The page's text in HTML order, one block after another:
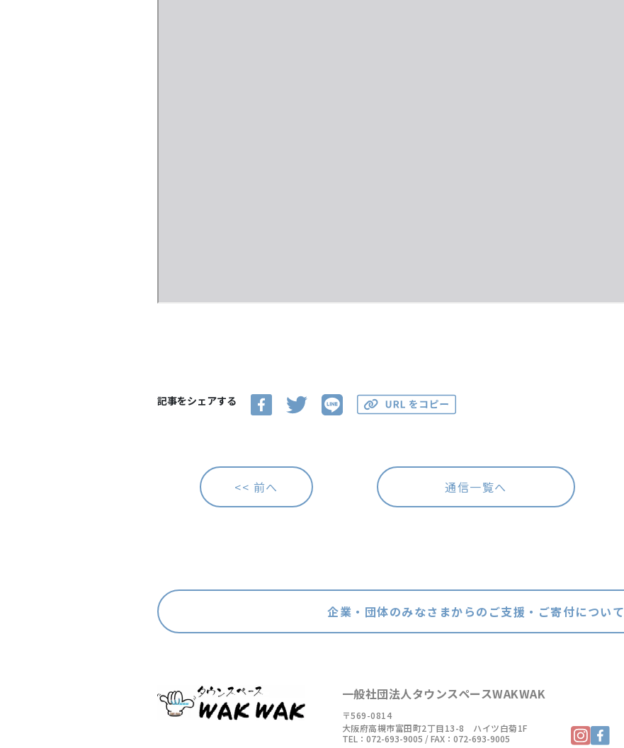
記事をシェアする
<< 前へ 通信一覧へ
企業・団体のみなさまからの ご支援・ご寄付について
一般社団法人タウンスペースWAKWAK
〒569-0814
大阪府高槻市富田町2丁目13-8 ハイツ白菊1F
TEL： 072-693-9005 / FAX：072-693-9005